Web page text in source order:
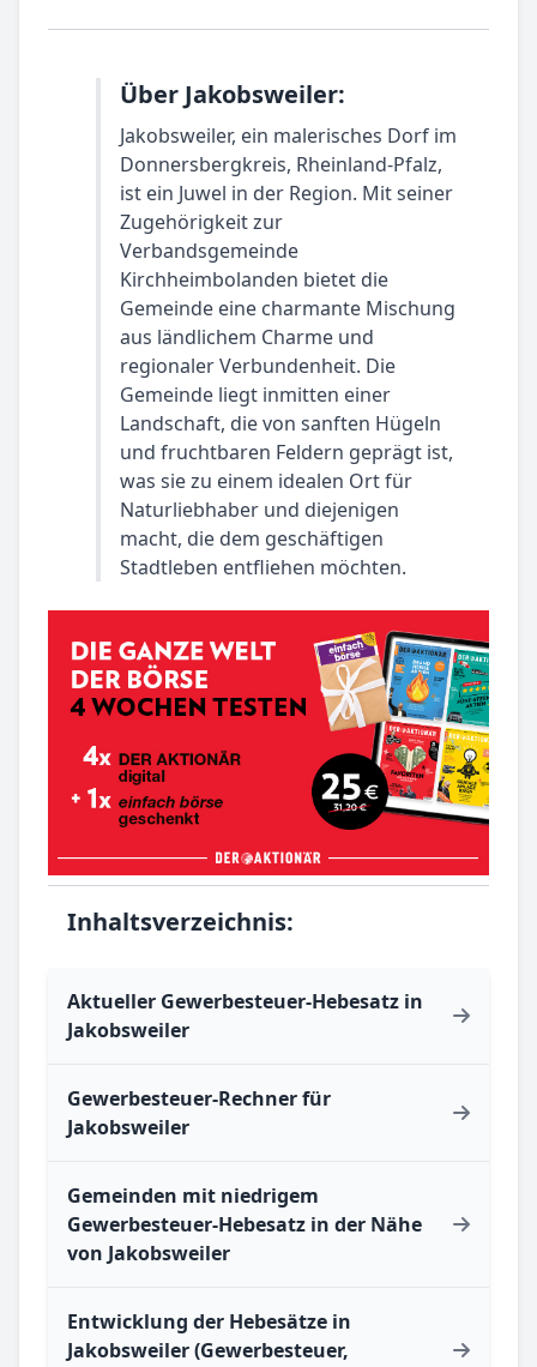
Über Jakobsweiler:
Jakobsweiler, ein malerisches Dorf im
Donnersbergkreis, Rheinland-Pfalz,
ist ein Juwel in der Region. Mit seiner
Zugehörigkeit zur
Verbandsgemeinde
Kirchheimbolanden bietet die
Gemeinde eine charmante Mischung
aus ländlichem Charme und
regionaler Verbundenheit. Die
Gemeinde liegt inmitten einer
Landschaft, die von sanften Hügeln
und fruchtbaren Feldern geprägt ist,
was sie zu einem idealen Ort für
Naturliebhaber und diejenigen
macht, die dem geschäftigen
Stadtleben entfliehen möchten.
Inhaltsverzeichnis:
Aktueller Gewerbesteuer-Hebesatz in
Jakobsweiler
Gewerbesteuer-Rechner für
Jakobsweiler
Gemeinden mit niedrigem
Gewerbesteuer-Hebesatz in der Nähe
von Jakobsweiler
Entwicklung der Hebesätze in
Jakobsweiler (Gewerbesteuer,